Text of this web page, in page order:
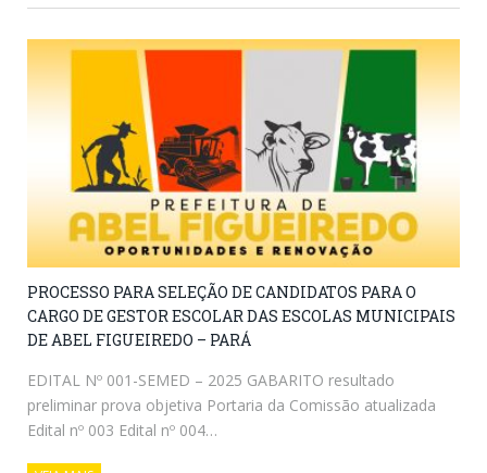
PROCESSO PARA SELEÇÃO DE CANDIDATOS PARA O
CARGO DE GESTOR ESCOLAR DAS ESCOLAS MUNICIPAIS
DE ABEL FIGUEIREDO – PARÁ
EDITAL Nº 001-SEMED – 2025 GABARITO resultado
preliminar prova objetiva Portaria da Comissão atualizada
Edital nº 003 Edital nº 004…